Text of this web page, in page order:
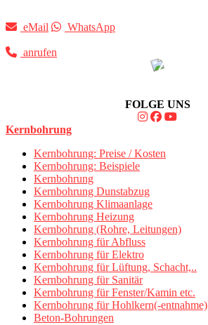
eMail WhatsApp
anrufen
FOLGE UNS
Kernbohrung
Kernbohrung: Preise / Kosten
Kernbohrung: Beispiele
Kernbohrung
Kernbohrung Dunstabzug
Kernbohrung Klimaanlage
Kernbohrung Heizung
Kernbohrung (Rohre, Leitungen)
Kernbohrung für Abfluss
Kernbohrung für Elektro
Kernbohrung für Lüftung, Schacht,..
Kernbohrung für Sanitär
Kernbohrung für Fenster/Kamin etc.
Kernbohrung für Hohlkern(-entnahme)
Beton-Bohrungen